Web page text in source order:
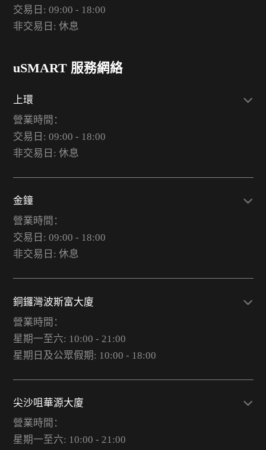
交易日: 09:00 - 18:00
非交易日: 休息
uSMART 服務網絡
上環
營業時間：
交易日: 09:00 - 18:00
非交易日: 休息
金鐘
營業時間：
交易日: 09:00 - 18:00
非交易日: 休息
銅鑼灣波斯富大廈
營業時間：
星期一至六: 10:00 - 21:00
星期日及公眾假期: 10:00 - 18:00
尖沙咀華源大廈
營業時間：
星期一至六: 10:00 - 21:00